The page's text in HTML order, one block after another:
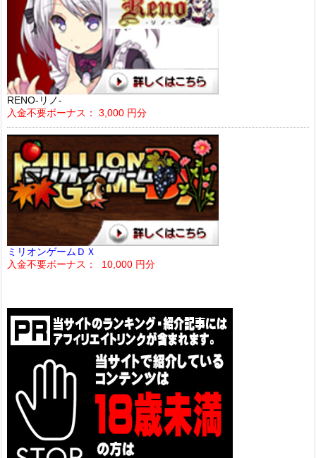
RENO-リノ-
入金不要ボーナス： 3,000 円分
ミリオンゲームＤＸ
入金不要ボーナス： 10,000 円分